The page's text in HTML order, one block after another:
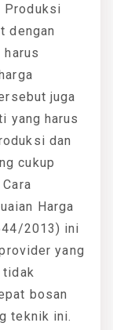
Produksi
dengan
juga
yang harus
dan
cukup
Harga
2013) ini
yang
tidak
bosan
teknik ini.